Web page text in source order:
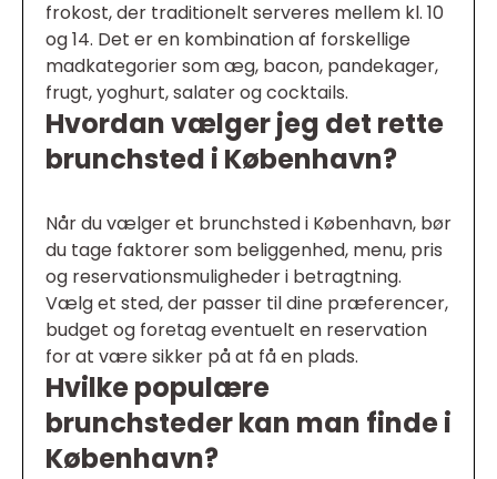
frokost, der traditionelt serveres mellem kl. 10
og 14. Det er en kombination af forskellige
madkategorier som æg, bacon, pandekager,
frugt, yoghurt, salater og cocktails.
Hvordan vælger jeg det rette
brunchsted i København?
Når du vælger et brunchsted i København, bør
du tage faktorer som beliggenhed, menu, pris
og reservationsmuligheder i betragtning.
Vælg et sted, der passer til dine præferencer,
budget og foretag eventuelt en reservation
for at være sikker på at få en plads.
Hvilke populære
brunchsteder kan man finde i
København?